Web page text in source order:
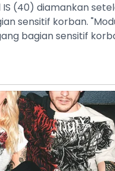
IS (40) diamankan
sensitif korban.
bagian sensitif